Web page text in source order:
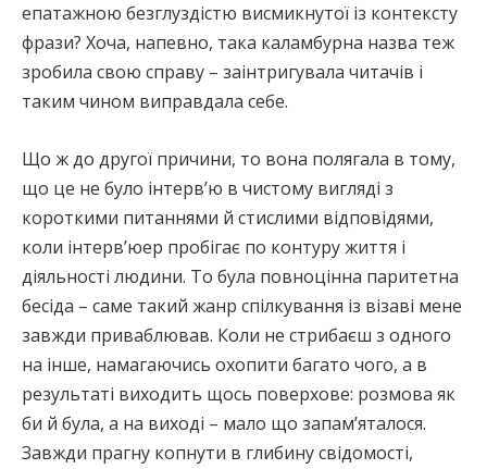
епатажною безглуздістю висмикнутої із контексту
фрази? Хоча, напевно, така каламбурна назва теж
зробила свою справу – заінтригувала читачів і
таким чином виправдала себе.
Що ж до другої причини, то вона полягала в тому,
що це не було інтерв’ю в чистому вигляді з
короткими питаннями й стислими відповідями,
коли інтерв’юер пробігає по контуру життя і
діяльності людини. То була повноцінна паритетна
бесіда – саме такий жанр спілкування із візаві мене
завжди приваблював. Коли не стрибаєш з одного
на інше, намагаючись охопити багато чого, а в
результаті виходить щось поверхове: розмова як
би й була, а на виході – мало що запам’яталося.
Завжди прагну копнути в глибину свідомості,